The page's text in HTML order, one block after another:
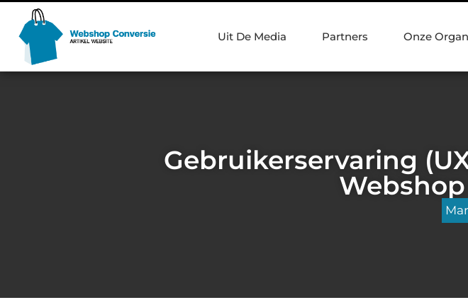
Uit De Media Partners Onze
Gebruikerservaring